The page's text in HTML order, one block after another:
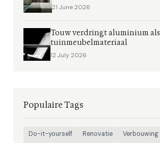
21 June 2026
Touw verdringt aluminium als
tuinmeubelmateriaal
12 July 2026
Populaire Tags
Do-it-yourself Renovatie
Verbouwing